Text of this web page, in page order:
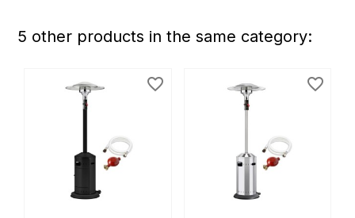
5 other products in the same category:
favorite_border favorite_border